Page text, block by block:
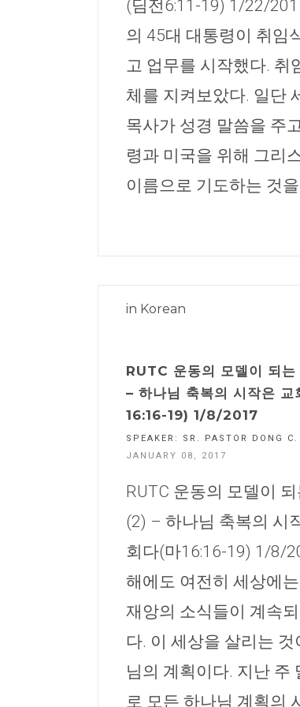
(딤전6:11-19) 1/22/
의 45대 대통령이 취임
고 업무를 시작했다. 취
체를 지켜보았다. 일단
목사가 성경 말씀을 주
령과 미국을 위해 그리
이름으로 기도하는 것을
in Korean
RUTC 운동의 모델이 되
– 하나님 축복의 시작은 교
16:16-19) 1/8/2017
SPEAKER: SR. PASTOR DONG C.
JANUARY 08, 2017
RUTC 운동의 모델이 되
(2) – 하나님 축복의 시
회다(마16:16-19) 1/8/
해에도 여전히 세상에
재앙의 소식들이 계속
다. 이 세상을 살리는 것
님의 계획이다. 지난 주
로 모든 하나님 계획의